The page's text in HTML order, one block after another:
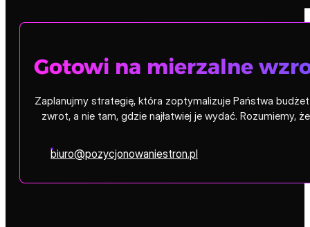
Gotowi na mierzalne
Zaplanujmy strategię, która zoptymalizuje Państwa
zwrot, a nie tam, gdzie najłatwiej je wydać.
biuro@pozycjonowaniestron.pl